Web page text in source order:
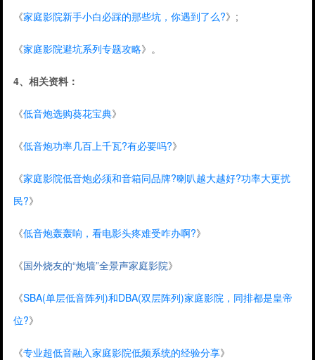
《家庭影院新手小白必踩的那些坑，你遇到了么?》;
《家庭影院避坑系列专题攻略》。
4、相关资料：
《低音炮选购葵花宝典》
《低音炮功率几百上千瓦?有必要吗?》
《家庭影院低音炮必须和音箱同品牌?喇叭越大越好?功率大更扰
民?》
《低音炮轰轰响，看电影头疼难受咋办啊?》
《国外烧友的“炮墙”全景声家庭影院》
《SBA(单层低音阵列)和DBA(双层阵列)家庭影院，同排都是皇帝
位?》
《专业超低音融入家庭影院低频系统的经验分享》